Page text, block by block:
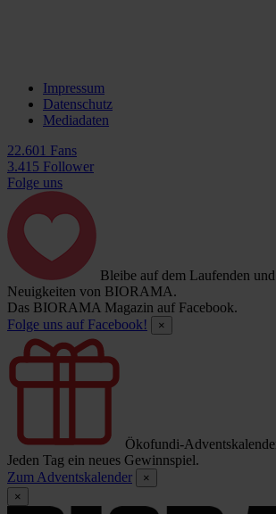
Impressum
Datenschutz
Mediadaten
22.601 Fans
3.415 Follower
Folge uns
Bleibe auf dem Laufenden
Neuigkeiten von BIORAMA.
Das BIORAMA Magazin auf Facebook.
Folge uns auf Facebook!
×
Ökofundi-
Jeden Tag ein neues Gewinnspiel.
Zum Adventskalender
×
×